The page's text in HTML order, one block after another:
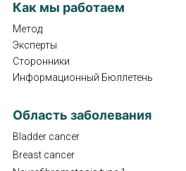
Как мы работаем
Метод
Эксперты
Сторонники
Информационный Бюллетень
Область заболевания
Bladder cancer
Breast cancer